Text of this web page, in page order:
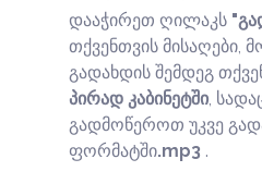
დააჭირეთ ღილაკს
თქვენთვის მისაღები,
გადახდის შემდეგ
პირად კაბინეტში,
გადმოწეროთ უკვე
ფორმატში.mp3 .